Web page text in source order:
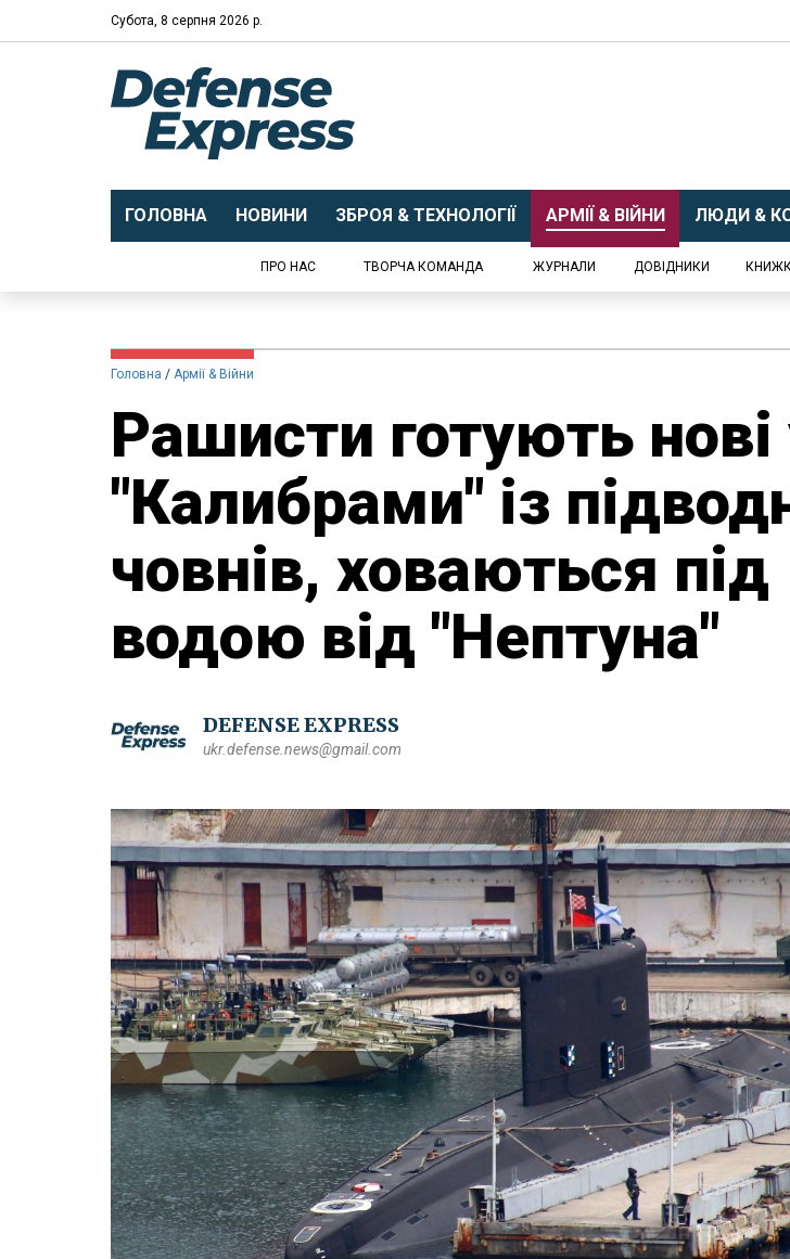
Субота, 8 серпня 2026 р.
ГОЛОВНА НОВИНИ ЗБРОЯ & ТЕХНОЛОГІЇ АРМІЇ & ВІЙНИ ЛЮДИ &
ПРО НАС ТВОРЧА КОМАНДА ЖУРНАЛИ ДОВІДНИКИ
Головна Армії & Війни
Рашисти готують
"Калибрами" із
човнів, ховаються під
водою від "Нептуна"
DEFENSE EXPRESS
ukr.defense.news@gmail.com